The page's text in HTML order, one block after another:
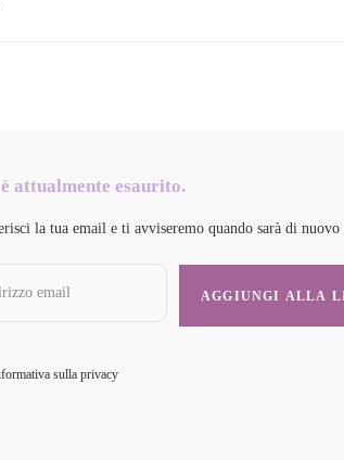
attualmente esaurito.
la tua email e ti avviseremo quando sarà di
sulla privacy